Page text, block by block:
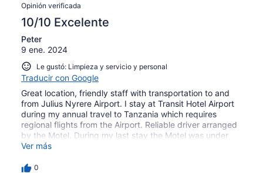
Opinión verificada
10/10 Excelente
Peter
9 ene. 2024
Le gustó: Limpieza y servicio y personal
Traducir con Google
Great location, friendly staff with transportation to and
from Julius Nyrere Airport. I stay at Transit Hotel Airport
during my annual travel to Tanzania which requires
regional flights from the Airport. Reliable driver arranged
by the Motel. During my last stay the Motel was under
renovation and no longer had in-house food preparation
in 2024! A great value and pleasant experience.
Ver más
0